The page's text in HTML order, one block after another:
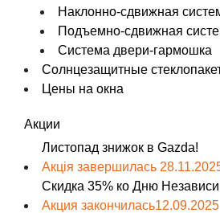
Наклонно-сдвижная
Подъемно-сдвижная
Система двери-гармошка
Солнцезащитные
Цены на окна
Акции
Листопад знижок в Gazda!
Акція завершилась
Скидка 35% ко Дню
Акция закончилась12.09.2025